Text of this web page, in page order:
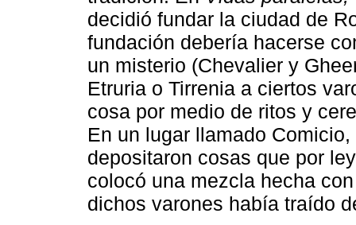
decidió fundar la ciudad de
fundación debería hacerse
un misterio (Chevalier y
Etruria o Tirrenia a ciertos
cosa por medio de ritos y
En un lugar llamado
depositaron cosas que por
colocó una mezcla hecha
dichos varones había traído